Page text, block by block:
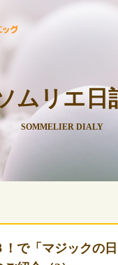
ムリエ日
SOMMELIER DIALY
！で「マジックの